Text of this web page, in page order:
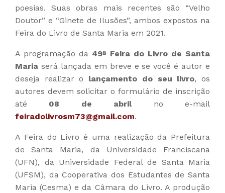
poesias. Suas obras mais recentes são “Velho
Doutor” e “Ginete de Ilusões”, ambos expostos na
Feira do Livro de Santa Maria em 2021.
A programação da 49ª Feira do Livro de Santa
Maria será lançada em breve e se você é autor e
deseja realizar o lançamento do seu livro, os
autores devem solicitar o formulário de inscrição
até 08 de abrilno e-mail
feiradolivrosm73@gmail.com.
A Feira do Livro é uma realização da Prefeitura
de Santa Maria, da Universidade Franciscana
(UFN), da Universidade Federal de Santa Maria
(UFSM), da Cooperativa dos Estudantes de Santa
Maria (Cesma) e da Câmara do Livro. A produção